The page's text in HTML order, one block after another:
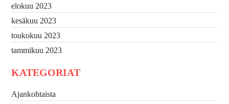
elokuu 2023
kesäkuu 2023
toukokuu 2023
tammikuu 2023
KATEGORIAT
Ajankohtaista